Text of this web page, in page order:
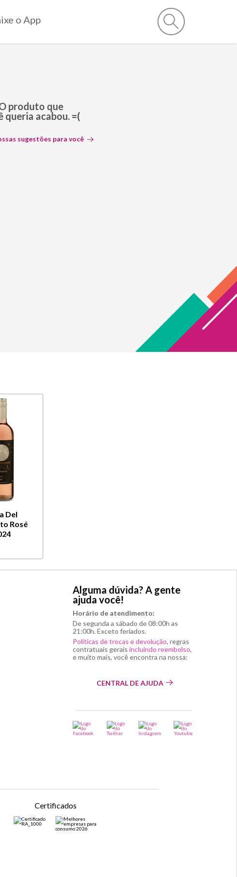
o App
produto que
queria acabou. =(
sugestões para você
Del
Rosé
Alguma dúvida? A gente
ajuda você!
Horário de atendimento:
De segunda a sábado de 08:00h as
21:00h. Exceto feriados.
Políticas de trocas e devolução, regras
contratuais gerais incluindo reembolso,
e muito mais, você encontra na nossa:
CENTRAL DE AJUDA
Certificados